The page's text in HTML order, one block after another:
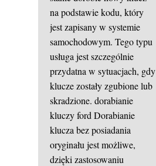
na podstawie kodu, który
jest zapisany w systemie
samochodowym. Tego typu
usługa jest szczególnie
przydatna w sytuacjach, gdy
klucze zostały zgubione lub
skradzione. dorabianie
kluczy ford Dorabianie
klucza bez posiadania
oryginału jest możliwe,
dzięki zastosowaniu